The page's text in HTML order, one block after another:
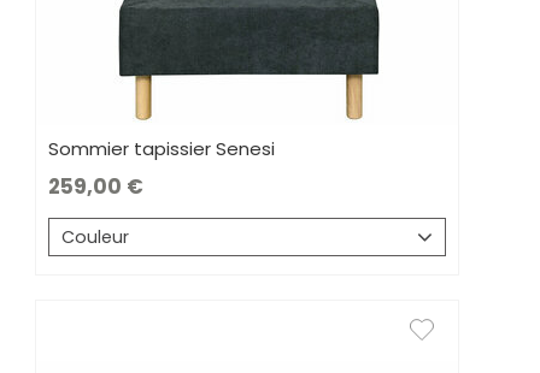
Sommier tapissier Senesi
259,00
Couleur